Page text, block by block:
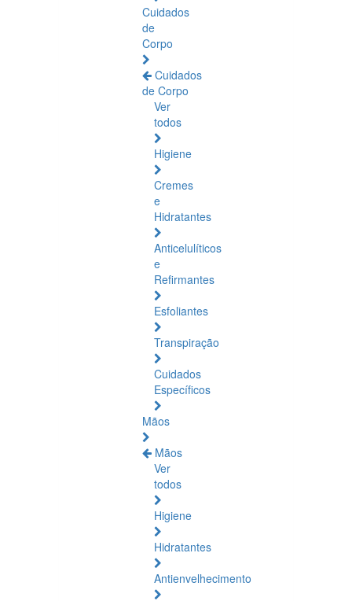
Cuidados
de
Corpo
Cuidados
de Corpo
Ver
todos
Higiene
Cremes
e
Hidratantes
Anticelulíticos
e
Refirmantes
Esfoliantes
Transpiração
Cuidados
Específicos
Mãos
Mãos
Ver
todos
Higiene
Hidratantes
Antienvelhecimento